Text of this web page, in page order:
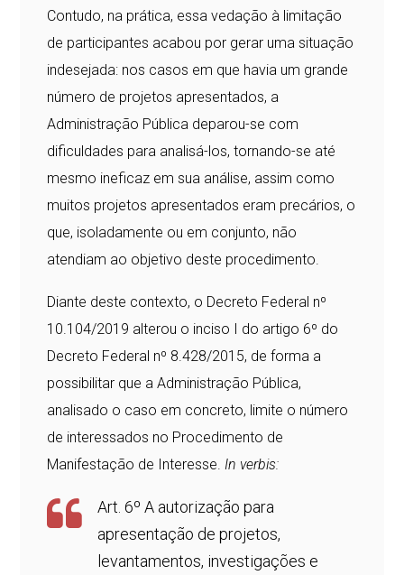
Contudo, na prática, essa vedação à limitação
de participantes acabou por gerar uma situação
indesejada: nos casos em que havia um grande
número de projetos apresentados, a
Administração Pública deparou-se com
dificuldades para analisá-los, tornando-se até
mesmo ineficaz em sua análise, assim como
muitos projetos apresentados eram precários, o
que, isoladamente ou em conjunto, não
atendiam ao objetivo deste procedimento.
Diante deste contexto, o Decreto Federal nº
10.104/2019 alterou o inciso I do artigo 6º do
Decreto Federal nº 8.428/2015, de forma a
possibilitar que a Administração Pública,
analisado o caso em concreto, limite o número
de interessados no Procedimento de
Manifestação de Interesse.In verbis:
Art. 6º A autorização para
apresentação de projetos,
levantamentos, investigações e